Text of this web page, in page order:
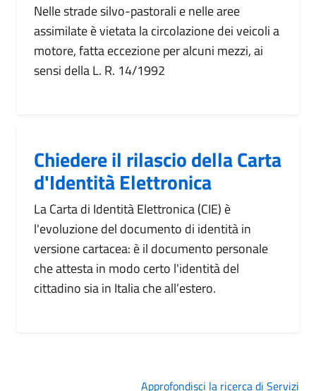
Nelle strade silvo-pastorali e nelle aree
assimilate è vietata la circolazione dei veicoli a
motore, fatta eccezione per alcuni mezzi, ai
sensi della L. R. 14/1992
Chiedere il rilascio della Carta
d'Identità Elettronica
La Carta di Identità Elettronica (CIE) è
l'evoluzione del documento di identità in
versione cartacea: è il documento personale
che attesta in modo certo l'identità del
cittadino sia in Italia che all’estero.
Approfondisci la ricerca di Servizi